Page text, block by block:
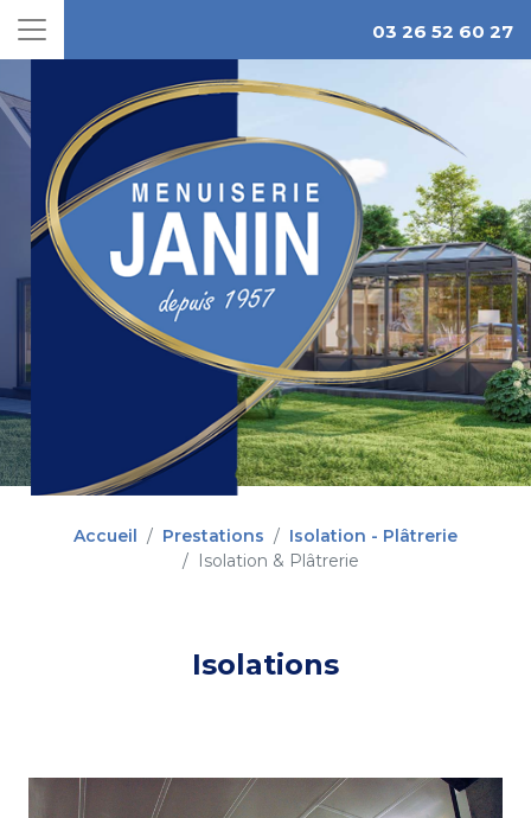
03 26 52 60 27
Accueil Prestations
Isolation - Plâtrerie
Isolation & Plâtrerie
Isolations